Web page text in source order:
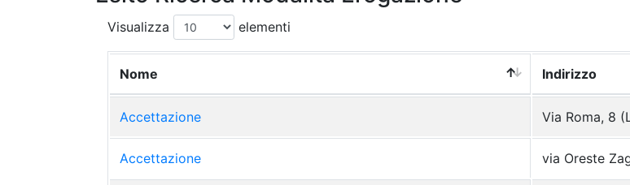
Visualizza elementi
Nome Indirizzo
Accettazione Via Roma, 8
Accettazione via Oreste